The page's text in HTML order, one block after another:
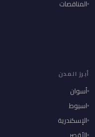
المناقصات
أبرز المدن
أسوان
اسيوط
الإسكندرية